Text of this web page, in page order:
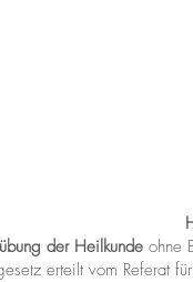
der Heilkunde ohne
erteilt vom Referat